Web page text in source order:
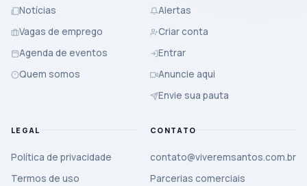
Notícias
Vagas de emprego
Agenda de eventos
Quem somos
Alertas
Criar conta
Entrar
Anuncie aqui
Envie sua pauta
LEGAL
Política de privacidade
Termos de uso
CONTATO
contato@viveremsantos.com.br
Parcerias comerciais